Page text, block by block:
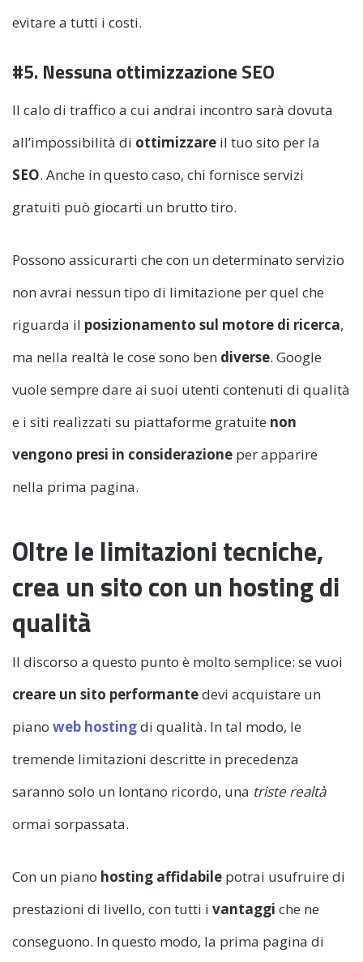
evitare a tutti i costi.
#5. Nessuna ottimizzazione SEO
Il calo di traffico a cui andrai incontro sarà dovuta
all’impossibilità di ottimizzare il tuo sito per la
SEO. Anche in questo caso, chi fornisce servizi
gratuiti può giocarti un brutto tiro.
Possono assicurarti che con un determinato servizio
non avrai nessun tipo di limitazione per quel che
riguarda il posizionamento sul motore di ricerca,
ma nella realtà le cose sono ben diverse. Google
vuole sempre dare ai suoi utenti contenuti di qualità
e i siti realizzati su piattaforme gratuite non
vengono presi in considerazione per apparire
nella prima pagina.
Oltre le limitazioni tecniche,
crea un sito con un hosting di
qualità
Il discorso a questo punto è molto semplice: se vuoi
creare un sito performantedevi acquistare un
piano web hostingdi qualità. In tal modo, le
tremende limitazioni descritte in precedenza
saranno solo un lontano ricordo, una triste realtà
ormai sorpassata.
Con un piano hosting affidabile potrai usufruire di
prestazioni di livello, con tutti i vantaggi che ne
conseguono. In questo modo, la prima pagina di